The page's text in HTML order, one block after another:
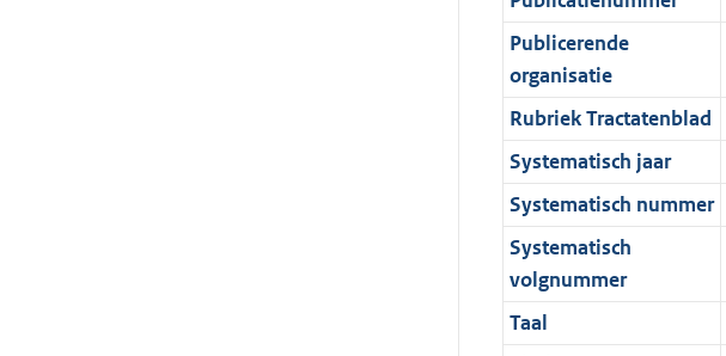
Publicerende
organisatie
Rubriek Tractatenblad
Systematisch jaar
Systematisch nummer
Systematisch
volgnummer
Taal